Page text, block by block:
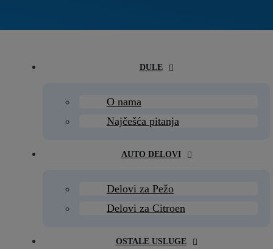
DULE
O nama
Najčešća pitanja
AUTO DELOVI
Delovi za Pežo
Delovi za Citroen
OSTALE USLUGE